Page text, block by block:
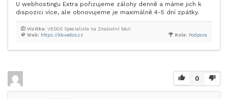
U webhostingu Extra pořizujeme zálohy denně a máme jich k
dispozici více, ale obnovujeme je maximálně 4-5 dní zpátky.
Role: Podpora
Web: https://kb.vedos.cz
Vizitka: VEDOS Specialista na Znalostní bázi
0